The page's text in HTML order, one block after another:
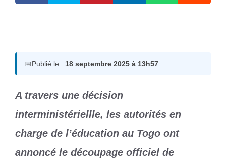
📅Publié le : 18 septembre 2025 à 13h57
A travers une décision
interministériellle, les autorités en
charge de l’éducation au Togo ont
annoncé le découpage officiel de